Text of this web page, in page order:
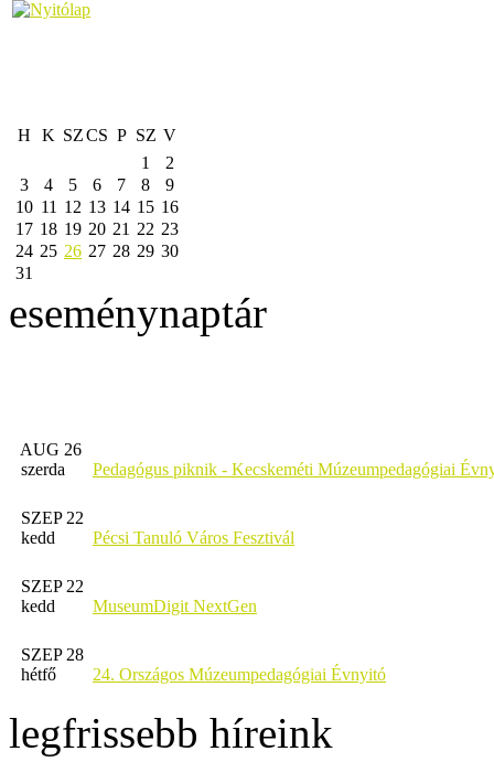
H K SZCS P SZ V
1
2
3
4 5 6 7 8
9
10 11 12 13 14 15 16
17 18 19 20 21 22 23
24 25 26 27 28 29 30
31
eseménynaptár
AUG 26
szerda
Pedagógus piknik - Kecskeméti Múzeumpedagógiai
SZEP 22
kedd
Pécsi Tanuló Város Fesztivál
SZEP 22
kedd
MuseumDigit NextGen
SZEP 28
hétfő
24. Országos Múzeumpedagógiai Évnyitó
legfrissebb híreink